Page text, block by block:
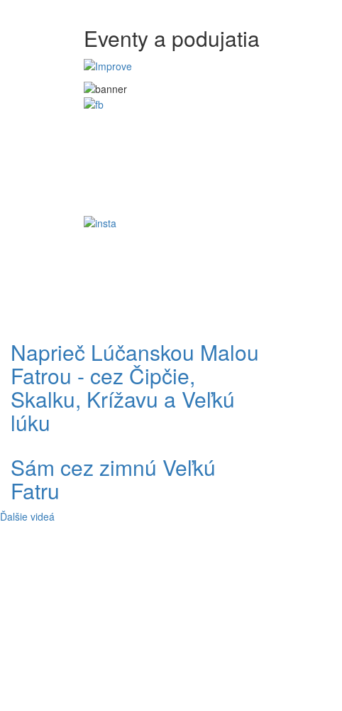
Eventy a podujatia
Naprieč Lúčanskou Malou
Fatrou - cez Čipčie,
Skalku, Krížavu a Veľkú
lúku
Sám cez zimnú Veľkú
Fatru
Ďalšie videá